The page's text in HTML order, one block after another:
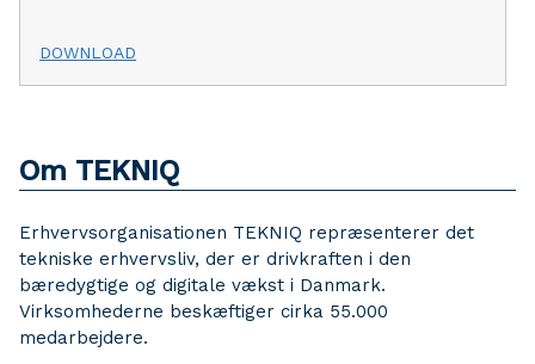
DOWNLOAD
Om TEKNIQ
Erhvervsorganisationen TEKNIQ repræsenterer det
tekniske erhvervsliv, der er drivkraften i den
bæredygtige og digitale vækst i Danmark.
Virksomhederne beskæftiger cirka 55.000
medarbejdere.